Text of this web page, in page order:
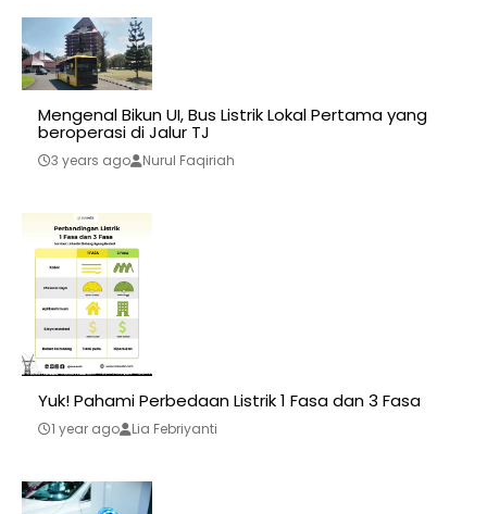
Mengenal Bikun UI, Bus Listrik Lokal Pertama yang
beroperasi di Jalur TJ
3 years ago Nurul Faqiriah
Yuk! Pahami Perbedaan Listrik 1 Fasa dan 3 Fasa
1 year ago Lia Febriyanti